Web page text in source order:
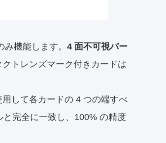
機能します。 4 面不可視バー
トレンズマーク付きカードは
して各カードの 4 つの端すべ
完全に一致し、100% の精度